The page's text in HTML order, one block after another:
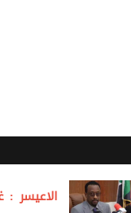
الاعيسر